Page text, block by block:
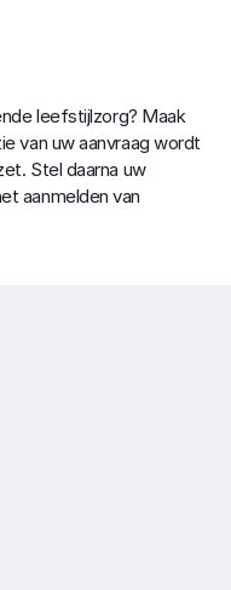
leefstijlzorg? Maak
van uw aanvraag wordt
Stel daarna uw
aanmelden van